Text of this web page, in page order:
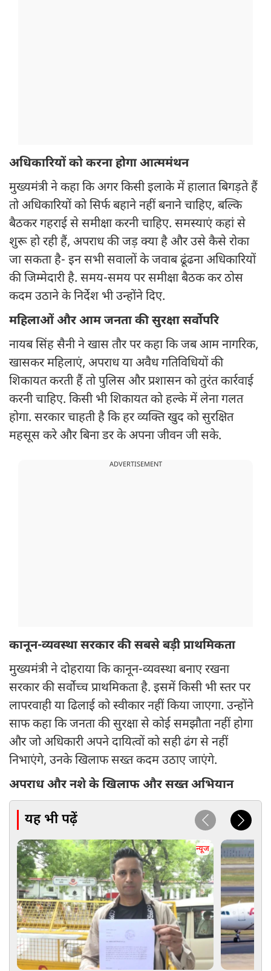
अधिकारियों को करना होगा आत्ममंथन
मुख्यमंत्री ने कहा कि अगर किसी इलाके में हालात बिगड़ते हैं
तो अधिकारियों को सिर्फ बहाने नहीं बनाने चाहिए, बल्कि
बैठकर गहराई से समीक्षा करनी चाहिए. समस्याएं कहां से
शुरू हो रही हैं, अपराध की जड़ क्या है और उसे कैसे रोका
जा सकता है- इन सभी सवालों के जवाब ढूंढना अधिकारियों
की जिम्मेदारी है. समय-समय पर समीक्षा बैठक कर ठोस
कदम उठाने के निर्देश भी उन्होंने दिए.
महिलाओं और आम जनता की सुरक्षा सर्वोपरि
नायब सिंह सैनी ने खास तौर पर कहा कि जब आम नागरिक,
खासकर महिलाएं, अपराध या अवैध गतिविधियों की
शिकायत करती हैं तो पुलिस और प्रशासन को तुरंत कार्रवाई
करनी चाहिए. किसी भी शिकायत को हल्के में लेना गलत
होगा. सरकार चाहती है कि हर व्यक्ति खुद को सुरक्षित
महसूस करे और बिना डर के अपना जीवन जी सके.
ADVERTISEMENT
कानून-व्यवस्था सरकार की सबसे बड़ी प्राथमिकता
मुख्यमंत्री ने दोहराया कि कानून-व्यवस्था बनाए रखना
सरकार की सर्वोच्च प्राथमिकता है. इसमें किसी भी स्तर पर
लापरवाही या ढिलाई को स्वीकार नहीं किया जाएगा. उन्होंने
साफ कहा कि जनता की सुरक्षा से कोई समझौता नहीं होगा
और जो अधिकारी अपने दायित्वों को सही ढंग से नहीं
निभाएंगे, उनके खिलाफ सख्त कदम उठाए जाएंगे.
अपराध और नशे के खिलाफ और सख्त अभियान
यह भी पढ़ें
न्यूज